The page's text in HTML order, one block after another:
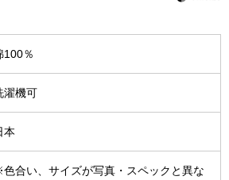
ウコ
その他
100％
濯機可
本
合い、サイズが写真・スペックと異な